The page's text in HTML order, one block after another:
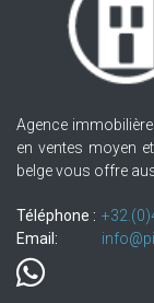
Agence
en ventes moyen
belge vous offre
Téléphone :
Email: